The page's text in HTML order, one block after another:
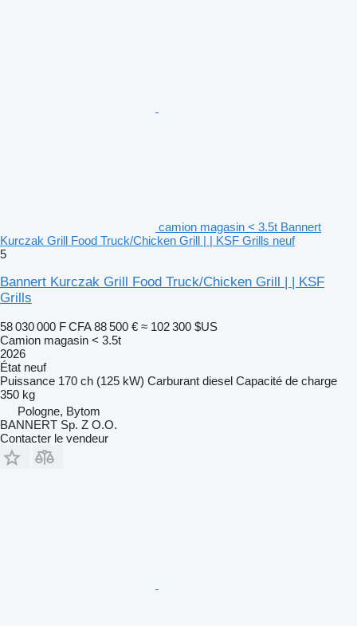
camion magasin < 3.5t Bannert
Kurczak Grill Food Truck/Chicken Grill | | KSF Grills neuf
5
Bannert Kurczak Grill Food Truck/Chicken Grill | | KSF
Grills
58 030 000 F CFA 88 500 € ≈ 102 300 $US
Camion magasin < 3.5t
2026
État neuf
Puissance 170 ch (125 kW) Carburant diesel Capacité de charge
350 kg
Pologne, Bytom
BANNERT Sp. Z O.O.
Contacter le vendeur